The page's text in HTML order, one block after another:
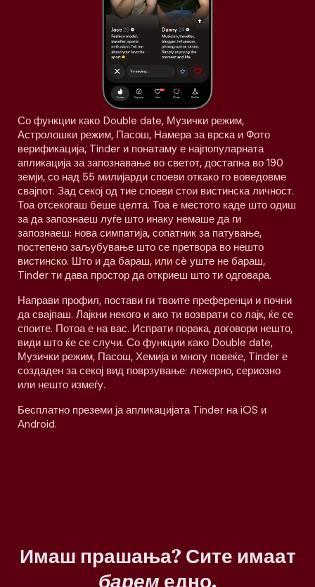
Со функции како Double date, Музички режим,
Астролошки режим, Пасош, Намера за врска и Фото
верификација, Tinder и понатаму е најпопуларната
апликација за запознавање во светот, достапна во 190
земји, со над 55 милијарди споеви откако го воведовме
свајпот. Зад секој од тие споеви стои вистинска личност.
Тоа отсекогаш беше целта. Тоа е местото каде што одиш
за да запознаеш луѓе што инаку немаше да ги
запознаеш: нова симпатија, сопатник за патување,
постепено заљубување што се претвора во нешто
вистинско. Што и да бараш, или сè уште не бараш,
Tinder ти дава простор да откриеш што ти одговара.
Направи профил, постави ги твоите преференци и почни
да свајпаш. Лајкни некого и ако ти возврати со лајк, ќе се
споите. Потоа е на вас. Испрати порака, договори нешто,
види што ќе се случи. Со функции како Double date,
Музички режим, Пасош, Хемија и многу повеќе, Tinder е
создаден за секој вид поврзување: лежерно, сериозно
или нешто измеѓу.
Бесплатно преземи ја апликацијата Tinder на iOS и
Android.
Имаш прашања? Сите имаат
барем едно.